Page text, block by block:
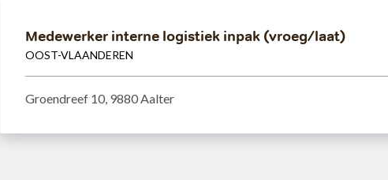
Medewerker interne logistiek inpak (vroeg/laat)
OOST-VLAANDEREN
Groendreef 10, 9880 Aalter